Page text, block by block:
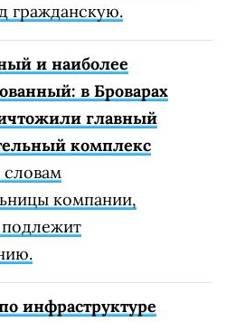
гражданскую.
и наиболее
в Броварах
главный
комплекс
компании,
инфраструктуре